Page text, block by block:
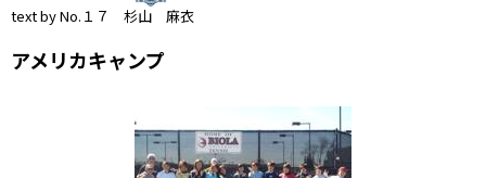
text by No.１７ 杉山 麻衣
アメリカキャンプ